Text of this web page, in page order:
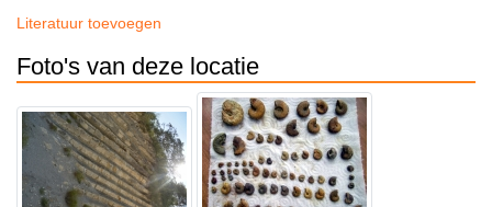
Literatuur toevoegen
Foto's van deze locatie